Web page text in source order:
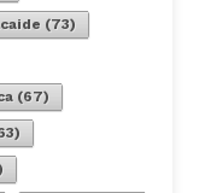
(73)
(67)